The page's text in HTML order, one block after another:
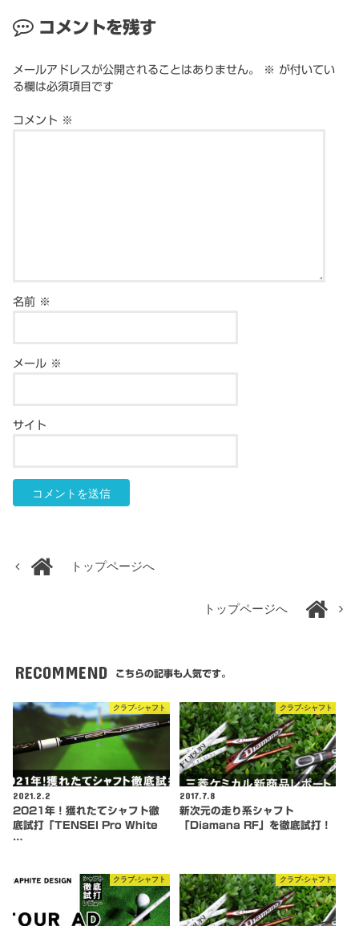
コメントを残す
メールアドレスが公開されることはありません。 ※ が付いてい
る欄は必須項目です
コメント ※
名前 ※
メール ※
サイト
トップページへ
トップページへ
RECOMMEND こちらの記事も人気です。
クラブ-シャフト
2021.2.2
2021年！獲れたてシャフト徹
底試打「TENSEI Pro White
…
クラブ-シャフト
2017.7.8
新次元の走り系シャフト
「Diamana RF」を徹底試打！
クラブ-シャフト クラブ-シャフト